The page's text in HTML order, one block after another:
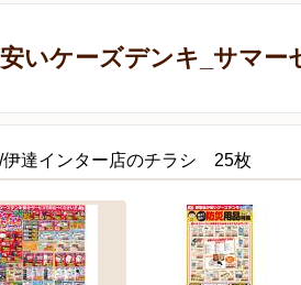
いケーズデンキ_サマー
伊達インター店のチラシ 25枚